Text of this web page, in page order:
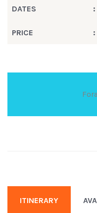
DATES :
PRICE :
ITINERARY